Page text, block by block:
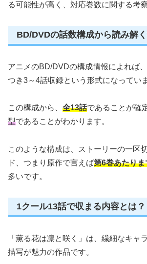
る可能性が高く、対応巻数に関する考
BD/DVDの話数構成から読み解
アニメのBD/DVDの構成情報によれば
つき3～4話収録という形式になってい
この構成から、 全13話であることが確
型であることがわかります。
このような構成は、ストーリーの一区
ド、つまり原作で言えば第6巻あたりま
多いです。
1クール13話で収まる内容とは？
「薫る花は凛と咲く」は、繊細なキャ
描写が魅力の作品です。